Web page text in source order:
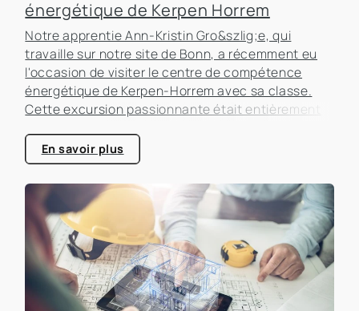
énergétique de Kerpen Horrem
Notre apprentie Ann-Kristin Gro&szlig;e, qui
travaille sur notre site de Bonn, a récemment eu
l'occasion de visiter le centre de compétence
énergétique de Kerpen-Horrem avec sa classe.
Cette excursion passionnante était entièrement
bâtiments, un sujet qui prend de plus en plus
d'importance dans le secteur immobilier.
En savoir plus